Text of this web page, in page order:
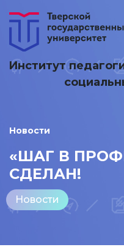
Институт
Новости
«ШАГ В
СДЕЛАН!
Новости